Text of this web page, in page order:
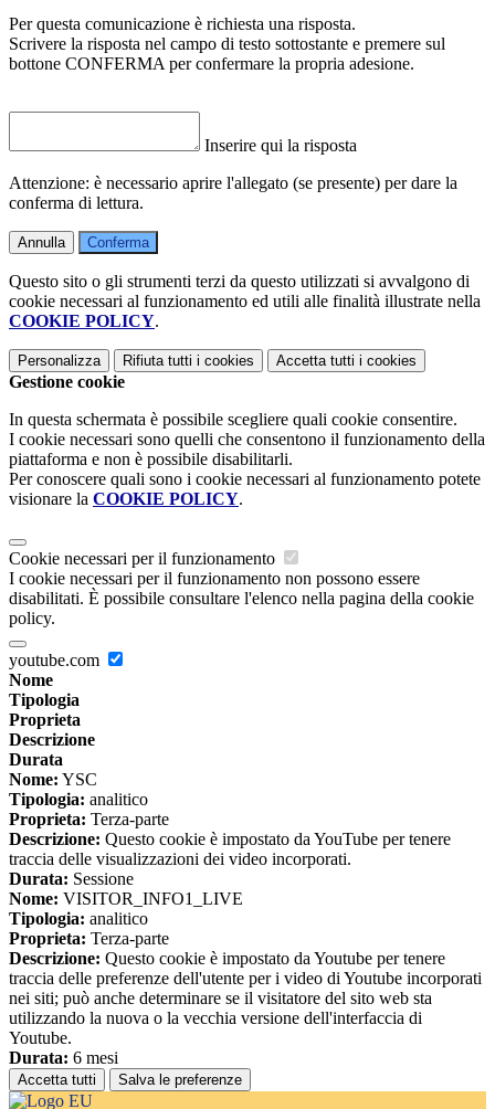
Per questa comunicazione è richiesta una risposta.
Scrivere la risposta nel campo di testo sottostante e premere sul
bottone CONFERMA per confermare la propria adesione.
Inserire qui la risposta
Attenzione: è necessario aprire l'allegato (se presente) per dare la
conferma di lettura.
Annulla Conferma
Questo sito o gli strumenti terzi da questo utilizzati si avvalgono di
cookie necessari al funzionamento ed utili alle finalità illustrate nella
COOKIE POLICY.
Personalizza Rifiuta tutti i cookies Accetta tutti i cookies
Gestione cookie
In questa schermata è possibile scegliere quali cookie consentire.
I cookie necessari sono quelli che consentono il funzionamento della
piattaforma e non è possibile disabilitarli.
Per conoscere quali sono i cookie necessari al funzionamento potete
visionare la COOKIE POLICY.
Cookie necessari per il funzionamento
I cookie necessari per il funzionamento non possono essere
disabilitati. È possibile consultare l'elenco nella pagina della cookie
policy.
youtube.com
Nome
Tipologia
Proprieta
Descrizione
Durata
Nome: YSC
Tipologia: analitico
Proprieta: Terza-parte
Descrizione: Questo cookie è impostato da YouTube per tenere
traccia delle visualizzazioni dei video incorporati.
Durata: Sessione
Nome: VISITOR_INFO1_LIVE
Tipologia: analitico
Proprieta: Terza-parte
Descrizione: Questo cookie è impostato da Youtube per tenere
traccia delle preferenze dell'utente per i video di Youtube incorporati
nei siti; può anche determinare se il visitatore del sito web sta
utilizzando la nuova o la vecchia versione dell'interfaccia di
Youtube.
Durata: 6 mesi
Accetta tutti Salva le preferenze